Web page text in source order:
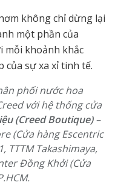
không chỉ dừng lại
một phần của
mỗi khoảnh khắc
sự xa xỉ tinh tế.
phối nước hoa
với hệ thống cửa
(Creed Boutique)–
(Cửa hàng Escentric
TTTM Takashimaya,
Đồng Khởi (Cửa